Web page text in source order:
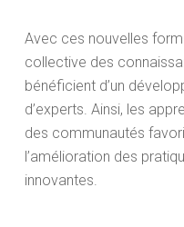
Avec ces nouvelles
collective des
bénéficient d’un
d’experts. Ainsi, les
des communautés
l’amélioration des
innovantes.